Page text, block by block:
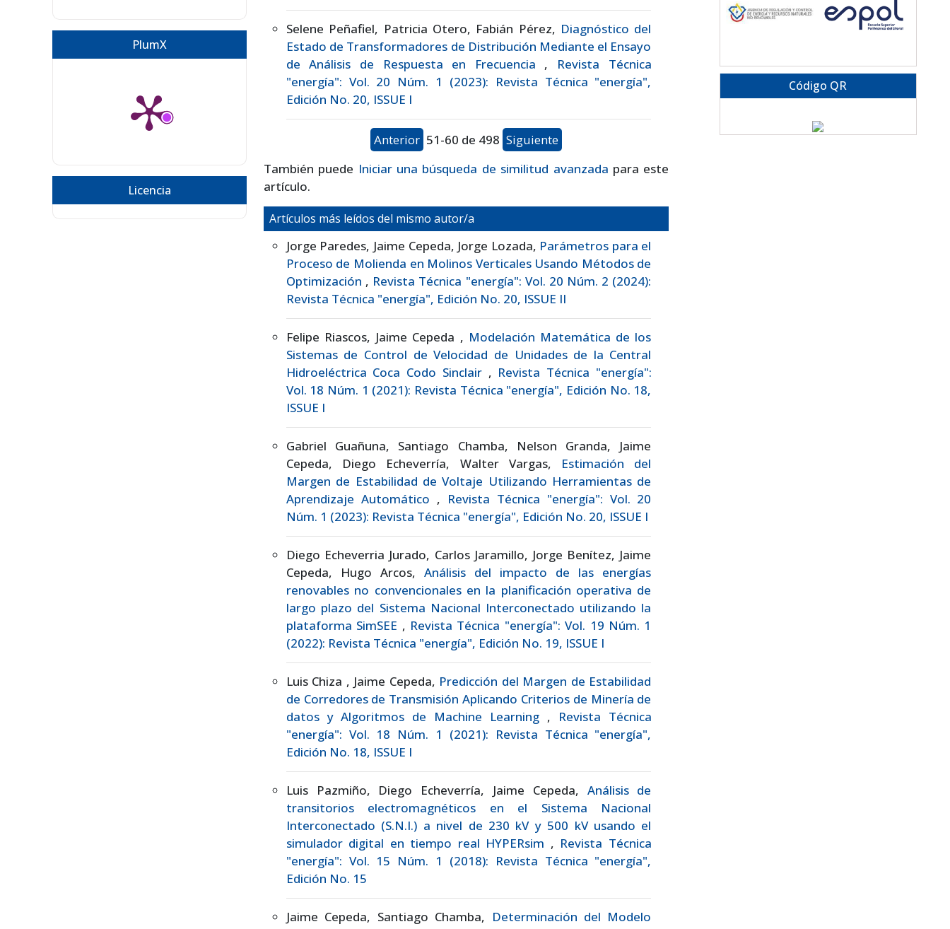
PlumX
Licencia
Selene Peñafiel, Patricia Otero, Fabián Pérez, Diagnóstico del
Estado de Transformadores de Distribución Mediante el Ensayo
de Análisis de Respuesta en Frecuencia , Revista Técnica
"energía": Vol. 20 Núm. 1 (2023): Revista Técnica "energía",
Edición No. 20, ISSUE I
Anterior 51-60 de 498 Siguiente
También puede Iniciar una búsqueda de similitud avanzada para este
artículo.
Artículos más leídos del mismo autor/a
Jorge Paredes, Jaime Cepeda, Jorge Lozada, Parámetros para el
Proceso de Molienda en Molinos Verticales Usando Métodos de
Optimización , Revista Técnica "energía": Vol. 20 Núm. 2 (2024):
Revista Técnica "energía", Edición No. 20, ISSUE II
Felipe Riascos, Jaime Cepeda , Modelación Matemática de los
Sistemas de Control de Velocidad de Unidades de la Central
Hidroeléctrica Coca Codo Sinclair , Revista Técnica "energía":
Vol. 18 Núm. 1 (2021): Revista Técnica "energía", Edición No. 18,
ISSUE I
Gabriel Guañuna, Santiago Chamba, Nelson Granda, Jaime
Cepeda, Diego Echeverría, Walter Vargas, Estimación del
Margen de Estabilidad de Voltaje Utilizando Herramientas de
Aprendizaje Automático , Revista Técnica "energía": Vol. 20
Núm. 1 (2023): Revista Técnica "energía", Edición No. 20, ISSUE I
Diego Echeverria Jurado, Carlos Jaramillo, Jorge Benítez, Jaime
Cepeda, Hugo Arcos,Análisis del impacto de las energías
renovables no convencionales en la planificación operativa de
largo plazo del Sistema Nacional Interconectado utilizando la
plataforma SimSEE , Revista Técnica "energía": Vol. 19 Núm. 1
(2022): Revista Técnica "energía", Edición No. 19, ISSUE I
Luis Chiza , Jaime Cepeda, Predicción del Margen de Estabilidad
de Corredores de Transmisión Aplicando Criterios de Minería de
datos y Algoritmos de Machine Learning ,
Revista Técnica
"energía": Vol. 18 Núm. 1 (2021): Revista Técnica "energía",
Edición No. 18, ISSUE I
Luis Pazmiño, Diego Echeverría, Jaime Cepeda, Análisis de
transitorios electromagnéticos en el Sistema Nacional
Interconectado (S.N.I.) a nivel de 230 kV y 500 kV usando el
simulador digital en tiempo real HYPERsim , Revista Técnica
"energía": Vol. 15 Núm. 1 (2018): Revista Técnica "energía",
Edición No. 15
Jaime Cepeda, Santiago Chamba, Determinación del Modelo
Código QR